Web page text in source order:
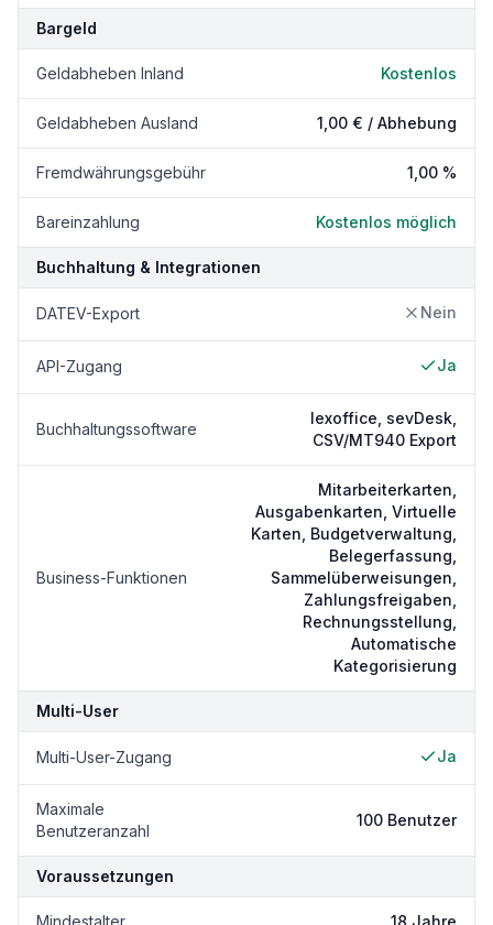
Bargeld
Geldabheben Inland Kostenlos
Geldabheben Ausland 1,00 € / Abhebung
Fremdwährungsgebühr 1,00 %
Bareinzahlung Kostenlos möglich
Buchhaltung & Integrationen
DATEV-Export Nein
API-Zugang Ja
Buchhaltungssoftware
lexoffice, sevDesk,
CSV/MT940 Export
Business-Funktionen
Mitarbeiterkarten,
Ausgabenkarten, Virtuelle
Karten, Budgetverwaltung,
Belegerfassung,
Sammelüberweisungen,
Zahlungsfreigaben,
Rechnungsstellung,
Automatische
Kategorisierung
Multi-User
Multi-User-Zugang Ja
Maximale
Benutzeranzahl
100 Benutzer
Voraussetzungen
Mindestalter 18 Jahre